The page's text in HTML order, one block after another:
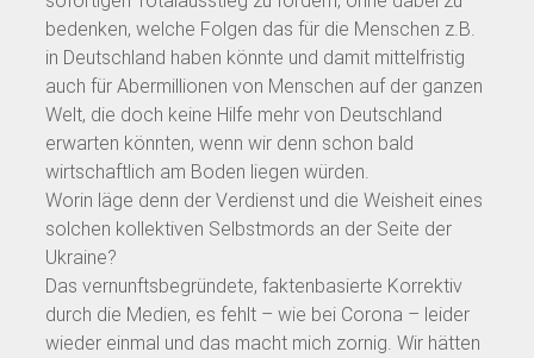
bedenken, welche Folgen das für die Menschen z.B.
in Deutschland haben könnte und damit mittelfristig
auch für Abermillionen von Menschen auf der ganzen
Welt, die doch keine Hilfe mehr von Deutschland
erwarten könnten, wenn wir denn schon bald
wirtschaftlich am Boden liegen würden.
Worin läge denn der Verdienst und die Weisheit eines
solchen kollektiven Selbstmords an der Seite der
Ukraine?
Das vernunftsbegründete, faktenbasierte Korrektiv
durch die Medien, es fehlt – wie bei Corona – leider
wieder einmal und das macht mich zornig. Wir hätten